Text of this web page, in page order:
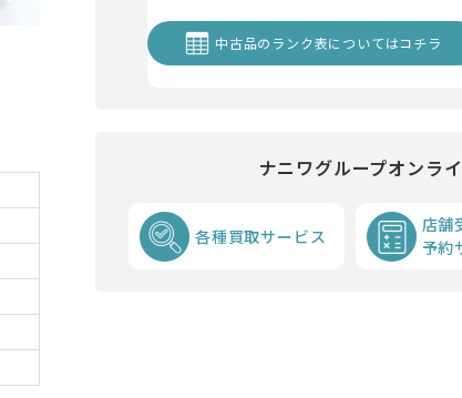
中古品のランク表についてはコチラ
ナニワグループオンラ
各種買取サービス
店舗
予約